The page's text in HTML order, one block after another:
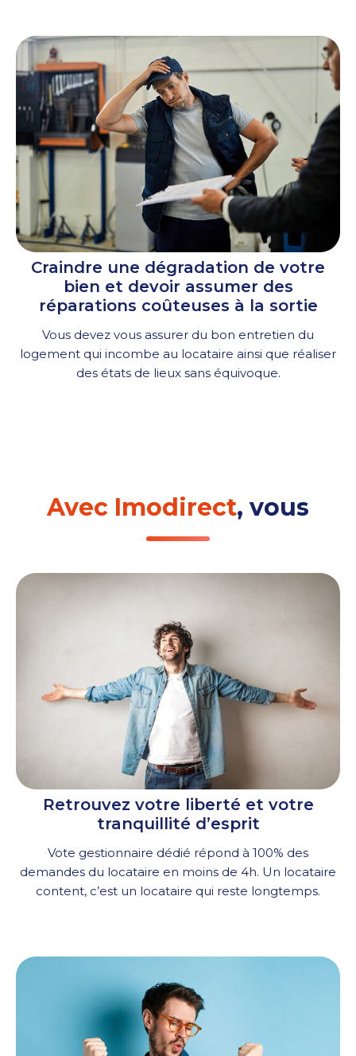
Craindre une dégradation de votre
bien et devoir assumer des
réparations coûteuses à la sortie
Vous devez vous assurer du bon entretien du
logement qui incombe au locataire ainsi que réaliser
des états de lieux sans équivoque.
Avec Imodirect, vous
Retrouvez votre liberté et votre
tranquillité d’esprit
Vote gestionnaire dédié répond à 100% des
demandes du locataire en moins de 4h. Un locataire
content, c’est un locataire qui reste longtemps.